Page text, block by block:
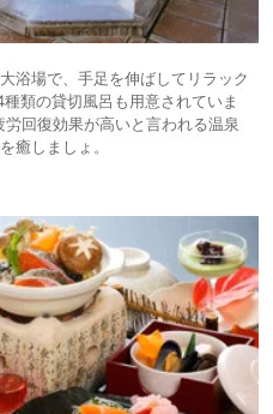
浴場で、手足を伸ばしてリラック
類の貸切風呂も用意されていま
回復効果が高いと言われる温泉
癒しましょ。